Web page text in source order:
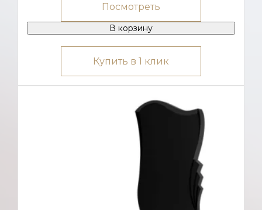
Посмотреть
В корзину
Купить в 1 клик